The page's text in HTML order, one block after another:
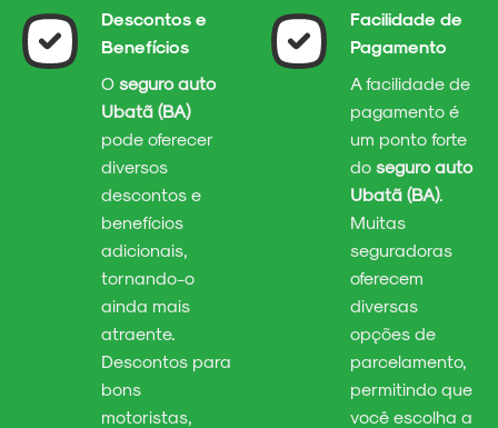
Descontos e
Benefícios
O seguro auto
Ubatã (BA)
pode oferecer
diversos
descontos e
benefícios
adicionais,
tornando-o
ainda mais
atraente.
Descontos para
bons
motoristas,
Facilidade de
Pagamento
A facilidade de
pagamento é
um ponto forte
do seguro auto
Ubatã (BA).
Muitas
seguradoras
oferecem
diversas
opções de
parcelamento,
permitindo que
você escolha a